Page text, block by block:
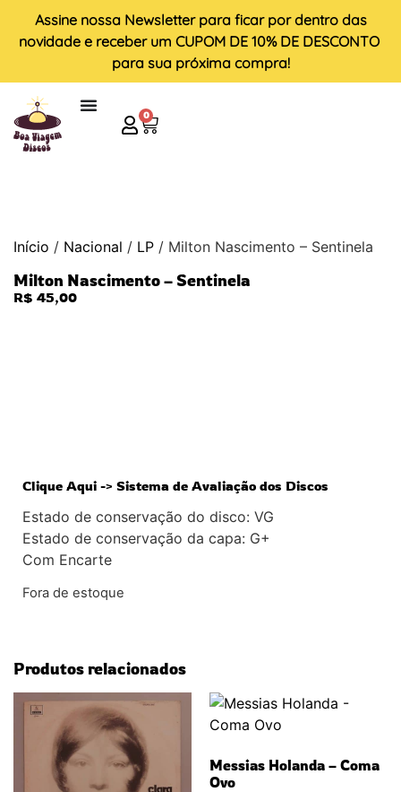
Assine nossa Newsletter para ficar por dentro das
novidade e receber um CUPOM DE 10% DE DESCONTO
para sua próxima compra!
0
Início / Nacional / LP / Milton Nascimento – Sentinela
Milton Nascimento – Sentinela
R$ 45,00
Clique Aqui -> Sistema de Avaliação dos Discos
Estado de conservação do disco: VG
Estado de conservação da capa: G+
Com Encarte
Fora de estoque
Produtos relacionados
Messias Holanda – Coma
Ovo